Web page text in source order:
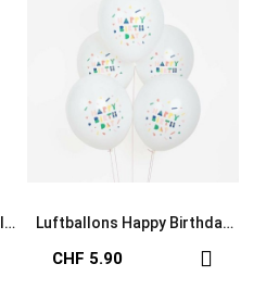
Luftballons Happy Birthday
CHF 5.90